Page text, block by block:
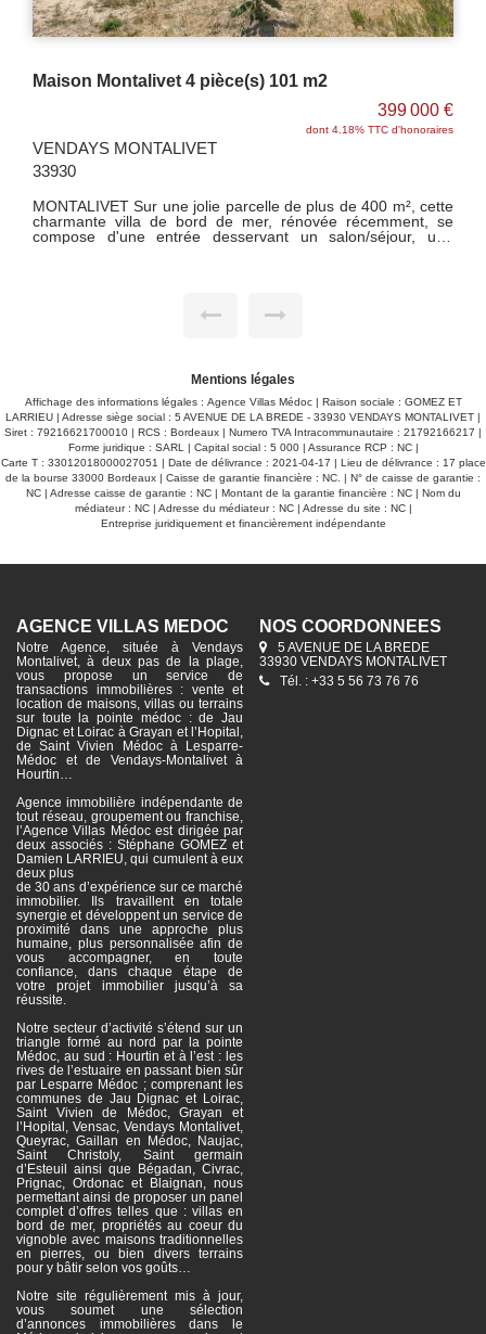
Maison Queyrac 7 pièce(s) 227 m2
410 000 €
dont 5.13% TTC d'honoraires
QUEYRAC 33340
belle demeure en pierres de 227 m² habitables, avec
terrasse couverte vue sur piscine et un grand garage
attenant. Cette bâtisse se compose en rdc d'un salon avec
cheminée, une salle à manger, une cuisine, une chambre,
vitrage, fibre optique... Nous contacter pour tout
Mentions légales
Affichage des informations légales : Agence Villas Médoc | Raison sociale : GOMEZ ET
LARRIEU | Adresse siège social : 5 AVENUE DE LA BREDE - 33930 VENDAYS MONTALIVET |
Siret : 79216621700010 | RCS : Bordeaux | Numero TVA Intracommunautaire : 21792166217 |
Forme juridique : SARL | Capital social : 5 000 | Assurance RCP : NC |
Carte T : 33012018000027051 | Date de délivrance : 2021-04-17 | Lieu de délivrance : 17 place
de la bourse 33000 Bordeaux | Caisse de garantie financière : NC. | N° de caisse de garantie :
NC | Adresse caisse de garantie : NC | Montant de la garantie financière : NC | Nom du
médiateur : NC | Adresse du médiateur : NC | Adresse du site : NC |
Entreprise juridiquement et financièrement indépendante
AGENCE VILLAS MÉDOC
Notre Agence, située à Vendays
Montalivet, à deux pas de la plage,
vous propose un service de
transactions immobilières : vente et
location de maisons, villas ou terrains
sur toute la pointe médoc : de Jau
Dignac et Loirac à Grayan et l’Hopital,
de Saint Vivien Médoc à Lesparre-
Médoc et de Vendays-Montalivet à
Hourtin…
Agence immobilière indépendante de
tout réseau, groupement ou franchise,
l’Agence Villas Médoc est dirigée par
deux associés : Stéphane GOMEZ et
Damien LARRIEU, qui cumulent à eux
deux plus
de 30 ans d’expérience sur ce marché
immobilier. Ils travaillent en totale
synergie et développent un service de
proximité dans une approche plus
humaine, plus personnalisée afin de
vous accompagner, en toute
confiance, dans chaque étape de
votre projet immobilier jusqu’à sa
réussite.
Notre secteur d’activité s’étend sur un
triangle formé au nord par la pointe
Médoc, au sud : Hourtin et à l’est : les
rives de l’estuaire en passant bien sûr
par Lesparre Médoc ; comprenant les
communes de Jau Dignac et Loirac,
Saint Vivien de Médoc, Grayan et
l’Hopital, Vensac, Vendays Montalivet,
Queyrac, Gaillan en Médoc, Naujac,
Saint Christoly, Saint germain
d’Esteuil ainsi que Bégadan, Civrac,
Prignac, Ordonac et Blaignan, nous
permettant ainsi de proposer un panel
complet d’offres telles que : villas en
bord de mer, propriétés au coeur du
vignoble avec maisons traditionnelles
en pierres, ou bien divers terrains
pour y bâtir selon vos goûts…
Notre site régulièrement mis à jour,
vous soumet une sélection
d’annonces immobilières dans le
NOS COORDONNÉES
5 AVENUE DE LA BREDE
33930 VENDAYS MONTALIVET
Tél. : +33 5 56 73 76 76